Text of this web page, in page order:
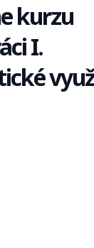
kurzu
I.